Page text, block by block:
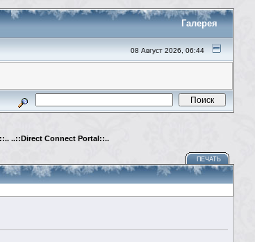
Галерея
08 Август 2026, 06:44
..::Direct Connect Portal::..
ПЕЧАТЬ